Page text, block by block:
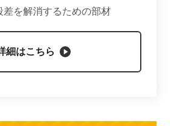
差を解消するための部材
細はこちら